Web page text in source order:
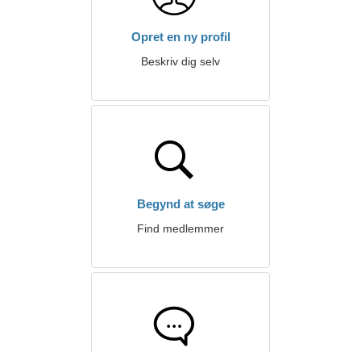
Opret en ny profil
Beskriv dig selv
Begynd at søge
Find medlemmer